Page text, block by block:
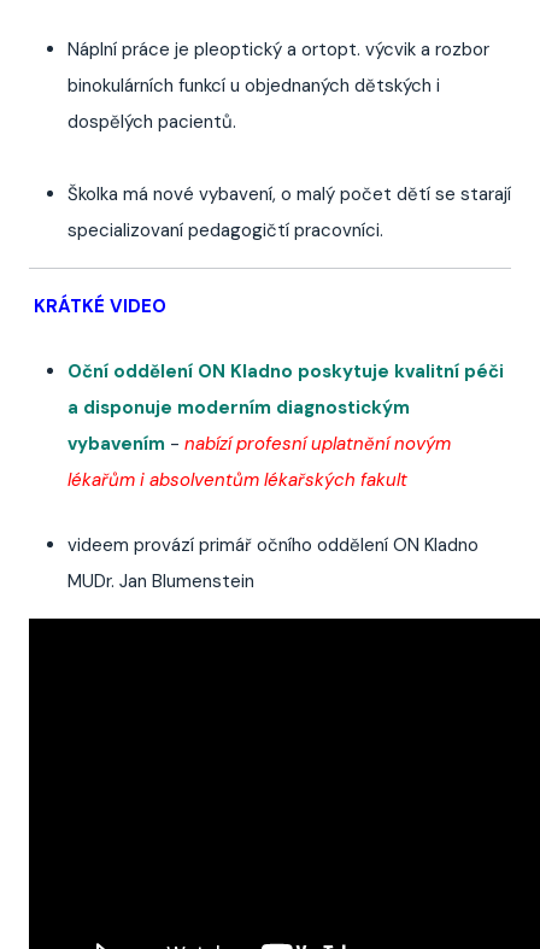
Náplní práce je pleoptický a ortopt. výcvik a rozbor
binokulárních funkcí u objednaných dětských i
dospělých pacientů.
Školka má nové vybavení, o malý počet dětí se starají
specializovaní pedagogičtí pracovníci.
KRÁTKÉ VIDEO
Oční oddělení ON Kladno poskytuje kvalitní péči
a disponuje moderním diagnostickým
vybavením - nabízí profesní uplatnění novým
lékařům i absolventům lékařských fakult
videem provází primář očního oddělení ON Kladno
MUDr. Jan Blumenstein